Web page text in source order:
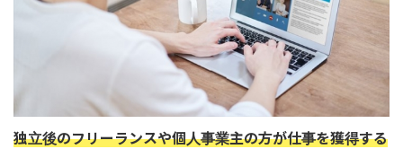
独立後のフリーランスや個人事業主の方が仕事を獲得する